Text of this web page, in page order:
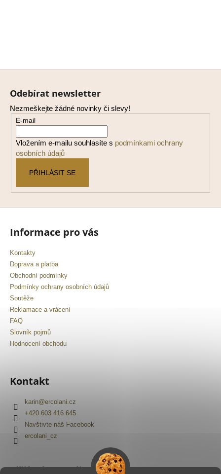
Z
Odebírat newsletter
Nezmeškejte žádné novinky či slevy!
E-mail
Vložením e-mailu souhlasíte s podmínkami ochrany
osobních údajů
PŘIHLÁSIT SE
Informace pro vás
Kontakty
Doprava a platba
Obchodní podmínky
Podmínky ochrany osobních údajů
Soutěže
Reklamace a vrácení
FAQ
Slovník pojmů
Hodnocení obchodu
Kontakt
karin@ercolani.cz
+420 603 416 645
Navštivte náš Facebook
ercolani_cz
Přijímáme online platby